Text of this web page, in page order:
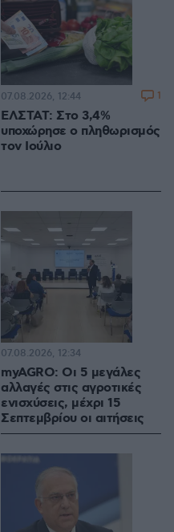
ΕΛΣΤΑΤ: Στο 3,4%
υποχώρησε ο πληθωρισμός
τον Ιούλιο
07.08.2026, 12:44 1
myAGRO: Οι 5 μεγάλες
αλλαγές στις αγροτικές
ενισχύσεις, μέχρι 15
Σεπτεμβρίου οι αιτήσεις
07.08.2026, 12:34